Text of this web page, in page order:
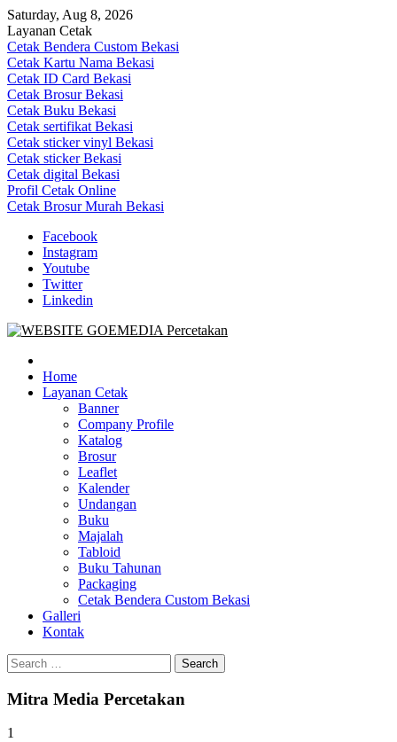
Skip
to
content
Saturday, Aug 8, 2026
Layanan Cetak
Cetak Bendera Custom Bekasi
Cetak Kartu Nama Bekasi
Cetak ID Card Bekasi
Cetak Brosur Bekasi
Cetak Buku Bekasi
Cetak sertifikat Bekasi
Cetak sticker vinyl Bekasi
Cetak sticker Bekasi
Cetak digital Bekasi
Profil Cetak Online
Cetak Brosur Murah Bekasi
Facebook
Instagram
Youtube
Twitter
Linkedin
Goe Media Percetakan | 0822-4439-5599 (Call/WA)
0822-4439-5599 (Call/WA) Percetakan jasa cetak banner buku yasin
invoice kartu nama label map nota spanduk stiker undangan
pernikahan murah online 24 jam
Home
Layanan Cetak
Banner
Company Profile
Katalog
Brosur
Leaflet
Kalender
Undangan
Buku
Majalah
Tabloid
Buku Tahunan
Packaging
Cetak Bendera Custom Bekasi
Galleri
Kontak
Search
for:
Mitra Media Percetakan
1